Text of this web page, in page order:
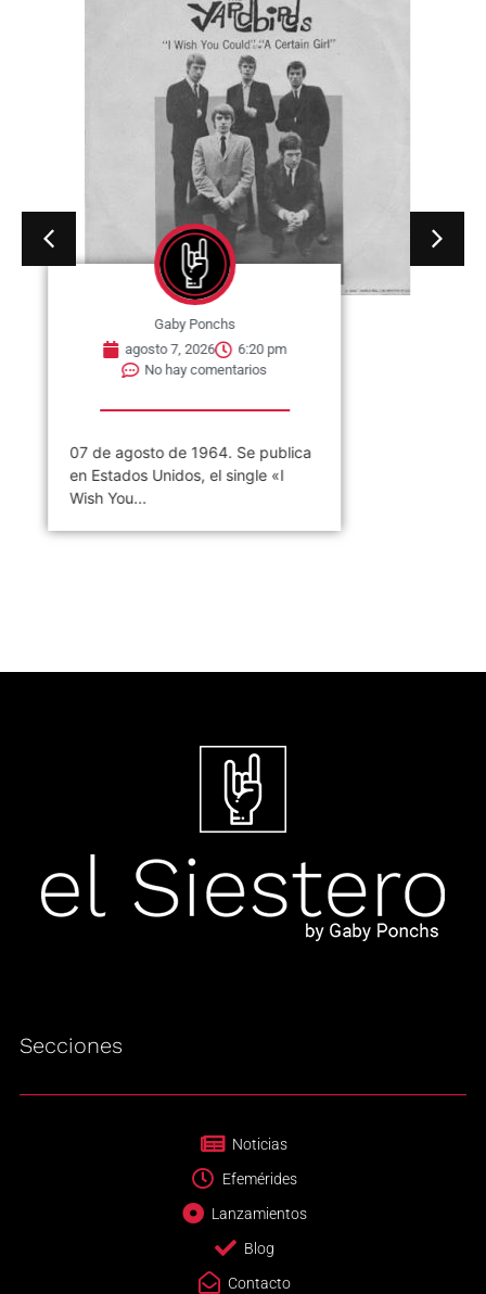
Gaby Ponchs
agosto 7, 2026
6:20 pm
No hay comentarios
07 de agosto de 1964. Se publica
en Estados Unidos, el single «I
Wish You...
Secciones
Noticias
Efemérides
Lanzamientos
Blog
Contacto